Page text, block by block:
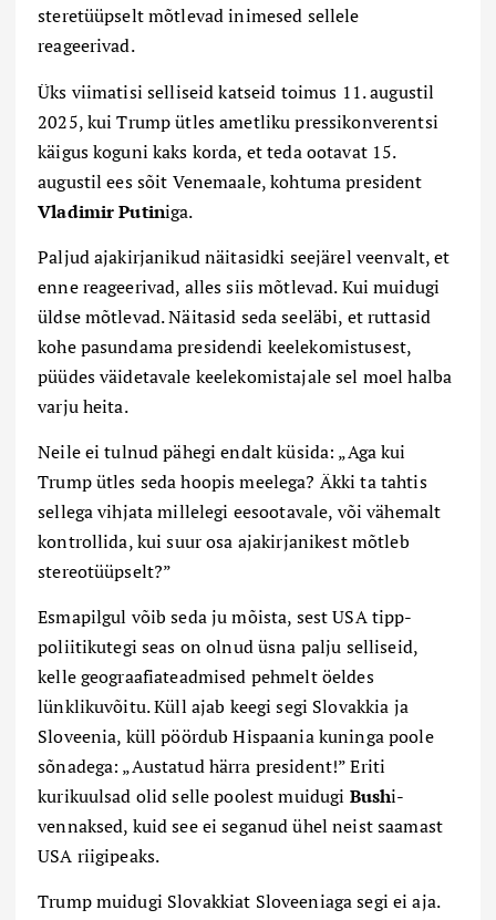
steretüüpselt mõtlevad inimesed sellele
reageerivad.
Üks viimatisi selliseid katseid toimus 11. augustil
2025, kui Trump ütles ametliku pressikonverentsi
käigus koguni kaks korda, et teda ootavat 15.
augustil ees sõit Venemaale, kohtuma president
Vladimir Putiniga.
Paljud ajakirjanikud näitasidki seejärel veenvalt, et
enne reageerivad, alles siis mõtlevad. Kui muidugi
üldse mõtlevad. Näitasid seda seeläbi, et ruttasid
kohe pasundama presidendi keelekomistusest,
püüdes väidetavale keelekomistajale sel moel halba
varju heita.
Neile ei tulnud pähegi endalt küsida: „Aga kui
Trump ütles seda hoopis meelega? Äkki ta tahtis
sellega vihjata millelegi eesootavale, või vähemalt
kontrollida, kui suur osa ajakirjanikest mõtleb
stereotüüpselt?”
Esmapilgul võib seda ju mõista, sest USA tipp-
poliitikutegi seas on olnud üsna palju selliseid,
kelle geograafiateadmised pehmelt öeldes
lünklikuvõitu. Küll ajab keegi segi Slovakkia ja
Sloveenia, küll pöördub Hispaania kuninga poole
sõnadega: „Austatud härra president!” Eriti
kurikuulsad olid selle poolest muidugi Bushi-
vennaksed, kuid see ei seganud ühel neist saamast
USA riigipeaks.
Trump muidugi Slovakkiat Sloveeniaga segi ei aja.